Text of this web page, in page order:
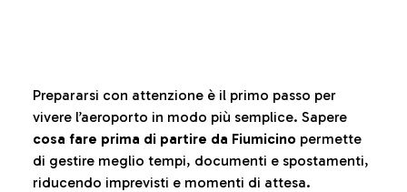
Prepararsi con attenzione è il primo passo per
vivere l’aeroporto in modo più semplice. Sapere
cosa fare prima di partire da Fiumicino permette
di gestire meglio tempi, documenti e spostamenti,
riducendo imprevisti e momenti di attesa.